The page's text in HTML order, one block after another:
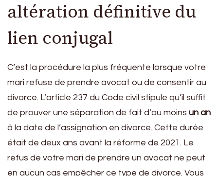
altération définitive du
lien conjugal
C’est la procédure la plus fréquente lorsque votre
mari refuse de prendre avocat ou de consentir au
divorce. L’article 237 du Code civil stipule qu’il suffit
de prouver une séparation de fait d’au moins un an
à la date de l’assignation en divorce. Cette durée
était de deux ans avant la réforme de 2021. Le
refus de votre mari de prendre un avocat ne peut
en aucun cas empêcher ce type de divorce. Vous